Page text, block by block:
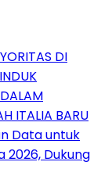
DI
ITALIA BARU
Data untuk
2026, Dukung